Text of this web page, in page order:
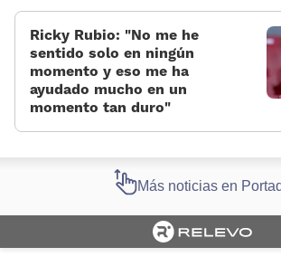
Ricky Rubio: «No me he
sentido solo en ningún
momento y eso me ha
ayudado mucho en un
momento tan duro»
Más noticias en